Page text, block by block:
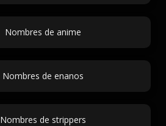
Nombres de anime
Nombres de enanos
Nombres de strippers